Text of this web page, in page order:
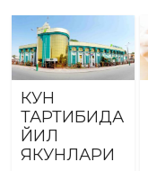
КУН
ТАРТИБИДА
ЙИЛ
ЯКУНЛАРИ